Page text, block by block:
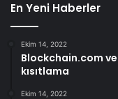
En Yeni Haberler
Ekim 14, 2022
Blockchain.com
kısıtlama
Ekim 14, 2022